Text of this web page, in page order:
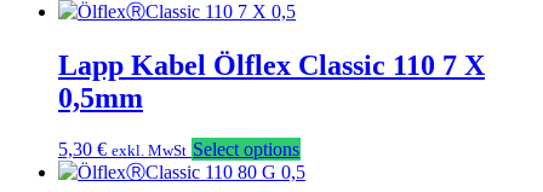
Lapp Kabel Ölflex Classic 110 7 X
0,5mm
5,30 € exkl. MwSt Select options